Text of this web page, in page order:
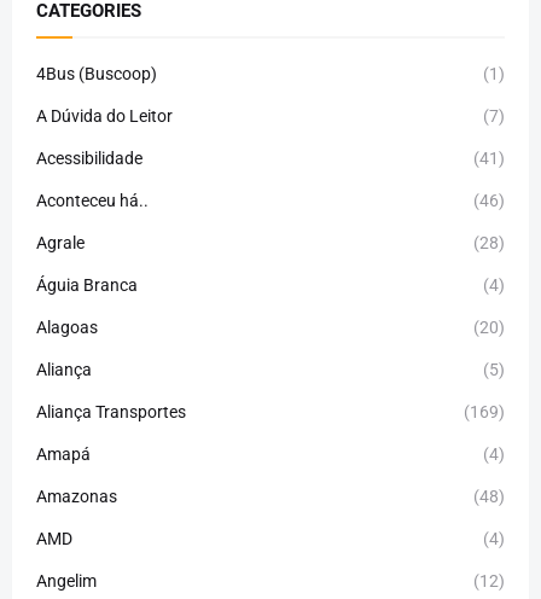
CATEGORIES
4Bus (Buscoop) (1)
A Dúvida do Leitor (7)
Acessibilidade (41)
Aconteceu há.. (46)
Agrale (28)
Águia Branca (4)
Alagoas (20)
Aliança (5)
Aliança Transportes (169)
Amapá (4)
Amazonas (48)
AMD (4)
Angelim (12)